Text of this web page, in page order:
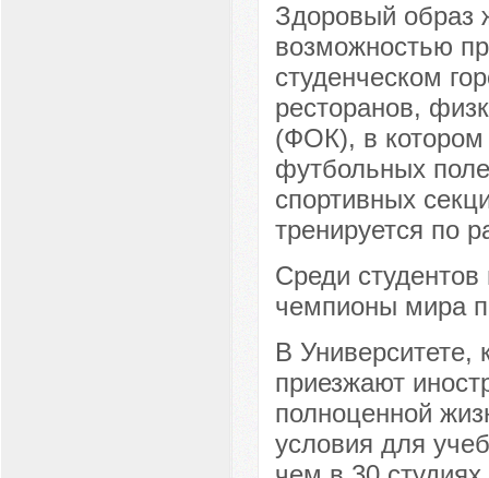
Здоровый образ
возможностью
студенческом
ресторанов,
(ФОК), в котором
футбольных
спортивных
тренируется по
Среди
чемпионы мира
В Университете,
приезжают
полноценной
условия для